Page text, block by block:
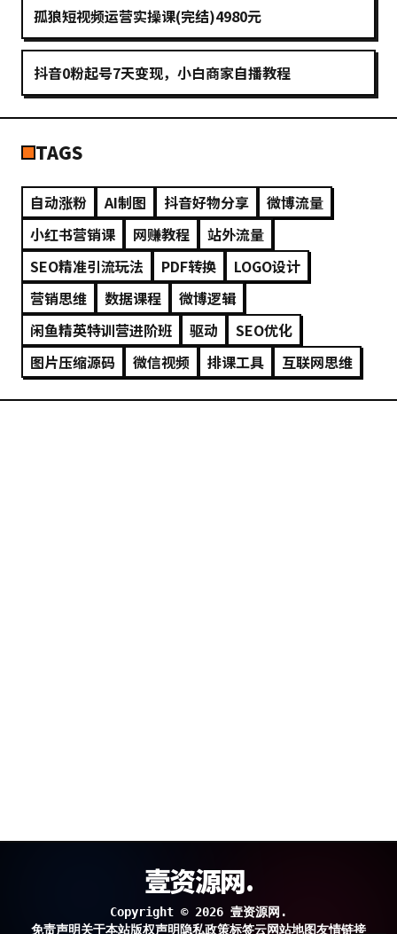
孤狼短视频运营实操课(完结)4980元
抖音0粉起号7天变现，小白商家自播教程
TAGS
自动涨粉 AI制图 抖音好物分享
微博流量
小红书营销课
网赚教程
站外流量
SEO精准引流玩法
PDF转换
LOGO设计
营销思维
数据课程
微博逻辑
闲鱼精英特训营进阶班
驱动
SEO优化
图片压缩源码
微信视频 排课工具 互联网思维
壹资源网.
Copyright © 2026 壹资源网.
免责声明关于本站版权声明 隐私政策标签云网站地图友情链接